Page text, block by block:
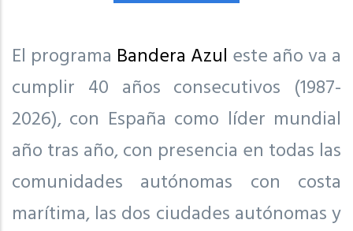
El programa Bandera Azul este año va a
cumplir 40 años consecutivos (1987-
2026), con España como líder mundial
año tras año, con presencia en todas las
comunidades autónomas con costa
marítima, las dos ciudades autónomas y